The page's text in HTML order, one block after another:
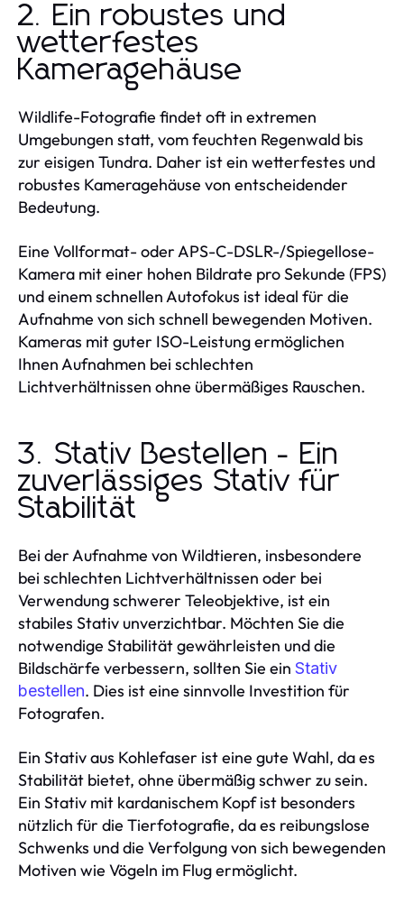
2. Ein robustes und
wetterfestes
Kameragehäuse
Wildlife-Fotografie findet oft in extremen
Umgebungen statt, vom feuchten Regenwald bis
zur eisigen Tundra. Daher ist ein wetterfestes und
robustes Kameragehäuse von entscheidender
Bedeutung.
Eine Vollformat- oder APS-C-DSLR-/Spiegellose-
Kamera mit einer hohen Bildrate pro Sekunde (FPS)
und einem schnellen Autofokus ist ideal für die
Aufnahme von sich schnell bewegenden Motiven.
Kameras mit guter ISO-Leistung ermöglichen
Ihnen Aufnahmen bei schlechten
Lichtverhältnissen ohne übermäßiges Rauschen.
3. Stativ Bestellen - Ein
zuverlässiges Stativ für
Stabilität
Bei der Aufnahme von Wildtieren, insbesondere
bei schlechten Lichtverhältnissen oder bei
Verwendung schwerer Teleobjektive, ist ein
stabiles Stativ unverzichtbar. Möchten Sie die
notwendige Stabilität gewährleisten und die
Bildschärfe verbessern, sollten Sie ein Stativ
bestellen. Dies ist eine sinnvolle Investition für
Fotografen.
Ein Stativ aus Kohlefaser ist eine gute Wahl, da es
Stabilität bietet, ohne übermäßig schwer zu sein.
Ein Stativ mit kardanischem Kopf ist besonders
nützlich für die Tierfotografie, da es reibungslose
Schwenks und die Verfolgung von sich bewegenden
Motiven wie Vögeln im Flug ermöglicht.